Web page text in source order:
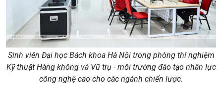
Sinh viên Đại học Bách khoa Hà Nội trong phòng thí nghiệm
Kỹ thuật Hàng không và Vũ trụ - môi trường đào tạo nhân lực
công nghệ cao cho các ngành chiến lược.